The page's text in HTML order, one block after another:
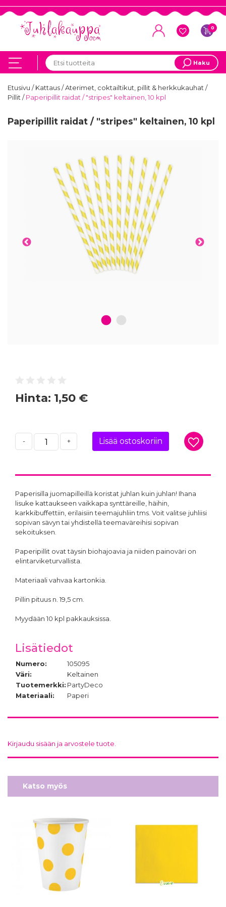
0
Haku
Etusivu /Kattaus/Aterimet, coktailtikut, pillit & herkkukauhat/
Pillit/Paperipillit raidat / "stripes" keltainen, 10 kpl
Paperipillit raidat / "stripes" keltainen, 10 kpl
1 2
Hinta: 1,50 €
- + Lisää ostoskoriin
Paperisilla juomapilleillä koristat juhlan kuin juhlan! Ihana
lisuke kattaukseen vaikkapa synttäreille, häihin,
karkkibuffettiin, erilaisiin teemajuhliin tms. Voit valitse juhliisi
sopivan sävyn tai yhdistellä teemaväreihisi sopivan
sekoituksen.
Paperipillit ovat täysin biohajoavia ja niiden painoväri on
elintarviketurvallista.
Materiaali vahvaa kartonkia.
Pillin pituus n. 19,5 cm.
Myydään 10 kpl pakkauksissa.
Lisätiedot
Numero:
105095
Väri:
Keltainen
Tuotemerkki: PartyDeco
Materiaali:
Paperi
Kirjaudu sisään ja arvostele tuote.
Katso myös